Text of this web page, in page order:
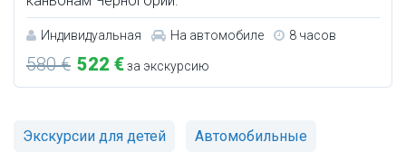
Индивидуальная На автомобиле 8 часов
580 € 522 €за экскурсию
Экскурсии для детей Автомобильные